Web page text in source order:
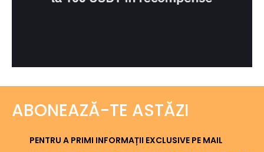
ABONEAZĂ-TE ASTĂZI
PENTRU A PRIMI INFORMAȚII EXCLUSIVE PE MAIL